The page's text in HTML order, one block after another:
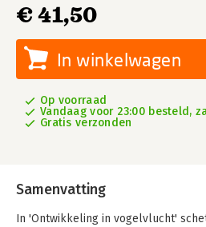
€ 41,50
In winkelwagen
Op voorraad
Vandaag voor 23:00 besteld,
Gratis verzonden
Samenvatting
In 'Ontwikkeling in vogelvlucht'